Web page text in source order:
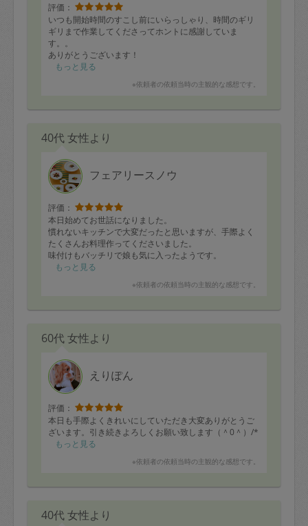
評価：
いつも開始時間のすこし前にいらっしゃり、時間のギリ
ギリまで作業してくださってホントに感謝していま
す。。
ありがとうございます！
もっと見る
※依頼者の依頼当時の主観的な感想です。
40代 女性より
フェアリースノウ
評価：
本日始めてお世話になりました。
慣れないキッチンで大変だったと思いますが、手際よく
たくさんお料理作ってくださいました。
味付けもバッチリで娘も気に入ったようです。
キッチンも綺麗にして帰ってくださいました。
もっと見る
※依頼者の依頼当時の主観的な感想です。
60代 女性より
えりぽん
評価：
本日も手際よくきれいにしていただき大変ありがとうご
ざいます。引き続きよろしくお願い致します（＾0＾）/*
もっと見る
※依頼者の依頼当時の主観的な感想です。
40代 女性より